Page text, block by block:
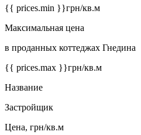
{{ prices.min }}грн/кв.м
Максимальная цена
в проданных коттеджах Гнедина
{{ prices.max }}грн/кв.м
Название
Застройщик
Цена, грн/кв.м